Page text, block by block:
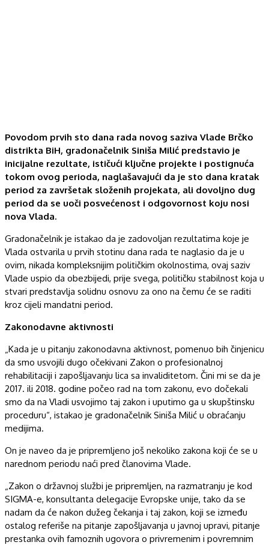
Povodom prvih sto dana rada novog saziva Vlade Brčko
distrikta BiH, gradonačelnik Siniša Milić predstavio je
inicijalne rezultate, ističući ključne projekte i postignuća
tokom ovog perioda, naglašavajući da je sto dana kratak
period za završetak složenih projekata, ali dovoljno dug
period da se uoči posvećenost i odgovornost koju nosi
nova Vlada.
Gradonačelnik je istakao da je zadovoljan rezultatima koje je
Vlada ostvarila u prvih stotinu dana rada te naglasio da je u
ovim, nikada kompleksnijim političkim okolnostima, ovaj saziv
Vlade uspio da obezbijedi, prije svega, političku stabilnost koja u
stvari predstavlja solidnu osnovu za ono na čemu će se raditi
kroz cijeli mandatni period.
Zakonodavne aktivnosti
„Kada je u pitanju zakonodavna aktivnost, pomenuo bih činjenicu
da smo usvojili dugo očekivani Zakon o profesionalnoj
rehabilitaciji i zapošljavanju lica sa invaliditetom. Čini mi se da je
2017. ili 2018. godine počeo rad na tom zakonu, evo dočekali
smo da na Vladi usvojimo taj zakon i uputimo ga u skupštinsku
proceduru“, istakao je gradonačelnik Siniša Milić u obraćanju
medijima.
On je naveo da je pripremljeno još nekoliko zakona koji će se u
narednom periodu naći pred članovima Vlade.
„Zakon o državnoj službi je pripremljen, na razmatranju je kod
SIGMA-e, konsultanta delegacije Evropske unije, tako da se
nadam da će nakon dužeg čekanja i taj zakon, koji se između
ostalog referiše na pitanje zapošljavanja u javnoj upravi, pitanje
prestanka ovih famoznih ugovora o privremenim i povremnim